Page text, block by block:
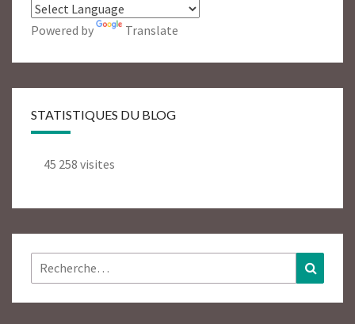
Powered by Translate
STATISTIQUES DU BLOG
45 258 visites
Rechercher :